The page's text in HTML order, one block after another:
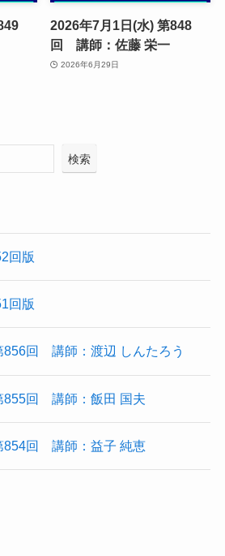
2026年7月1日(水) 第848
回 講師：佐藤 栄一
2026年6月29日
検索
回版
回版
856回 講師：渡辺 しんたろう
855回 講師：飯田 国夫
854回 講師：益子 純恵